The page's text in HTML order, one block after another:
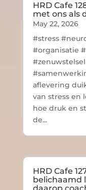
HRD Cafe
met ons als
May 22, 2026
#stress
#organisatie
aflevering
van stress en
hoe druk en
de...
HRD Cafe
belichaamd